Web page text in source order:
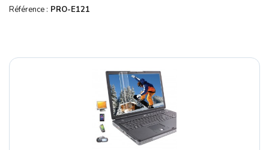
Référence : PRO-E121